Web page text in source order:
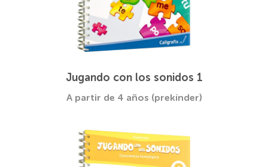
Jugando con los sonidos 1
A partir de 4 años (prekínder)